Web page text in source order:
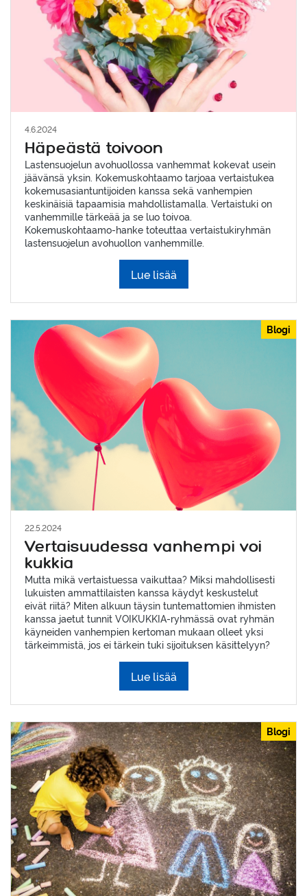
4.6.2024
Häpeästä toivoon
Lastensuojelun avohuollossa vanhemmat kokevat usein
jäävänsä yksin. Kokemuskohtaamo tarjoaa vertaistukea
kokemusasiantuntijoiden kanssa sekä vanhempien
keskinäisiä tapaamisia mahdollistamalla. Vertaistuki on
vanhemmille tärkeää ja se luo toivoa.
Kokemuskohtaamo-hanke toteuttaa vertaistukiryhmän
lastensuojelun avohuollon vanhemmille.
Lue lisää
Blogi
22.5.2024
Vertaisuudessa vanhempi voi
kukkia
Mutta mikä vertaistuessa vaikuttaa? Miksi mahdollisesti
lukuisten ammattilaisten kanssa käydyt keskustelut
eivät riitä? Miten alkuun täysin tuntemattomien ihmisten
kanssa jaetut tunnit VOIKUKKIA-ryhmässä ovat ryhmän
käyneiden vanhempien kertoman mukaan olleet yksi
tärkeimmistä, jos ei tärkein tuki sijoituksen käsittelyyn?
Lue lisää
Blogi